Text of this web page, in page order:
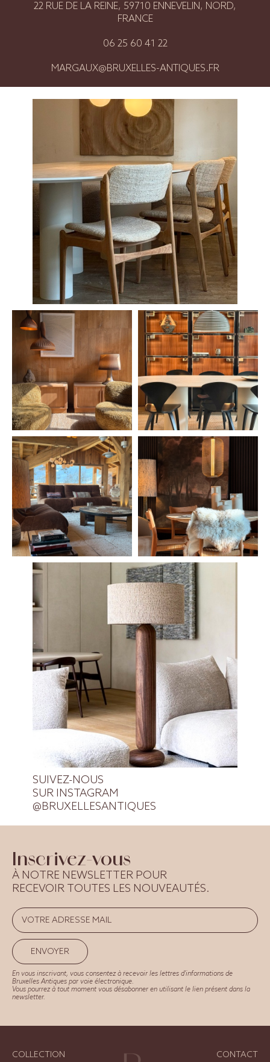
22 RUE DE LA REINE, 59710 ENNEVELIN, NORD,
FRANCE
06 25 60 41 22
MARGAUX@BRUXELLES-ANTIQUES.FR
SUIVEZ-NOUS
SUR INSTAGRAM
@BRUXELLESANTIQUES
Inscrivez-vous
À NOTRE NEWSLETTER POUR
RECEVOIR TOUTES LES NOUVEAUTÉS.
ENVOYER
En vous inscrivant, vous consentez à recevoir les lettres d'informations de
Bruxelles Antiques par voie électronique.
Vous pourrez à tout moment vous désabonner en utilisant le lien présent dans la
newsletter.
COLLECTION CONTACT